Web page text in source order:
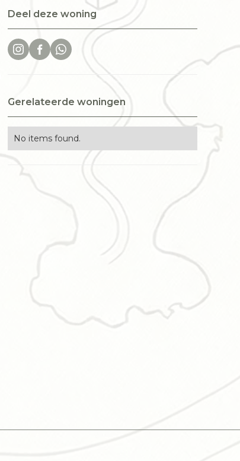
Deel deze woning
Gerelateerde woningen
No items found.